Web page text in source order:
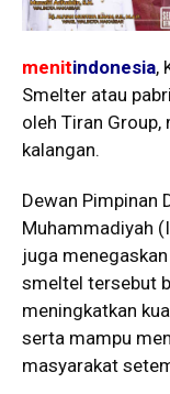
menitindonesia,
Smelter atau
oleh Tiran
kalangan.
Dewan Pimpinan
Muhammadiyah
juga
smeltel tersebut
meningkatkan
serta mampu
masyarakat